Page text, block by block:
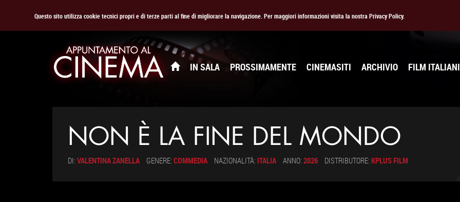
Questo sito utilizza cookie tecnici propri e di terze parti al fine di migliorare la navigazione. Per maggiori informazioni visita la nostra Privacy Policy.
IN SALA PROSSIMAMENTE CINEMASITI ARCHIVIO FILM ITALIANI
NON È LA FINE DEL MONDO
DI: VALENTINA ZANELLA GENERE: COMMEDIA NAZIONALITÀ: ITALIA ANNO: 2026 DISTRIBUTORE: KPLUS FILM